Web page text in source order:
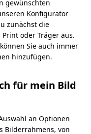
gewünschten
Konfigurator
zunächst die
oder Träger aus.
Sie auch immer
hinzufügen.
für mein Bild
an Optionen
Bilderrahmens, von